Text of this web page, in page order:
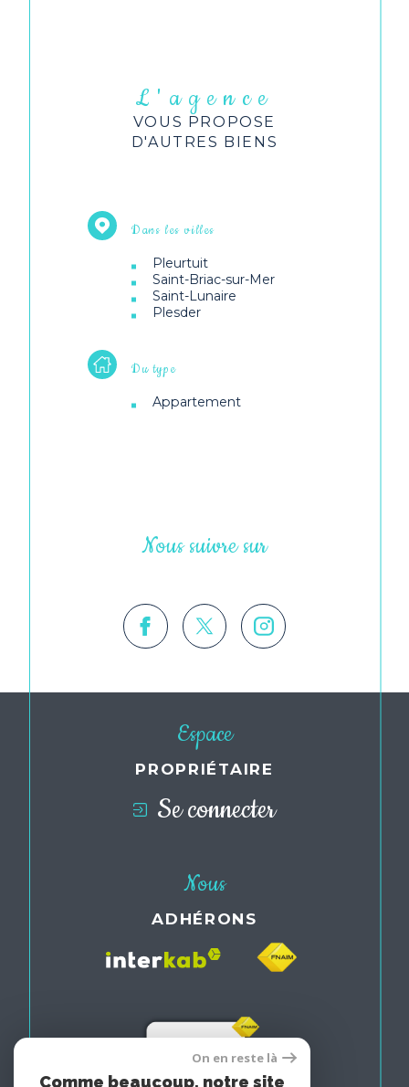
L'agence
VOUS PROPOSE
D'AUTRES BIENS
Dans les villes
Pleurtuit
Saint-Briac-sur-Mer
Saint-Lunaire
Plesder
Du type
Appartement
Nous suivre sur
Espace
PROPRIÉTAIRE
Se connecter
Nous
ADHÉRONS
On en reste là
Comme beaucoup, notre site